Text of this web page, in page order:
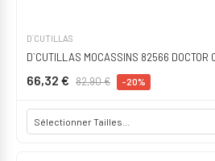
D`CUTILLAS
D`CUTILLAS MOCASSINS 82566 DOCTOR
66,32 € 82,90 € -20%